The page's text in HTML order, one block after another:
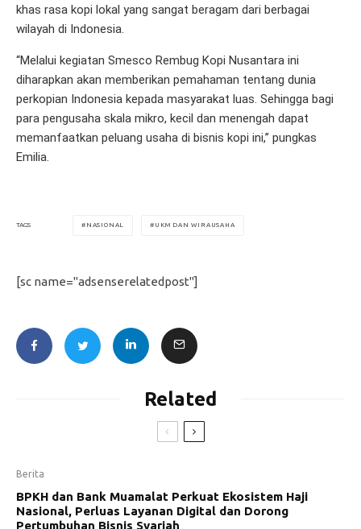
khas rasa kopi lokal yang sangat beragam dari berbagai
wilayah di Indonesia.
“Melalui kegiatan Smesco Rembug Kopi Nusantara ini
diharapkan akan memberikan pemahaman tentang dunia
perkopian Indonesia kepada masyarakat luas. Sehingga bagi
para pengusaha skala mikro, kecil dan menengah dapat
memanfaatkan peluang usaha di bisnis kopi ini,” pungkas
Emilia.
TAGS NASIONAL UKM DAN WIRAUSAHA
[sc name="adsenserelatedpost"]
Related
Berita
BPKH dan Bank Muamalat Perkuat Ekosistem Haji
Nasional, Perluas Layanan Digital dan Dorong
Pertumbuhan Bisnis Syariah